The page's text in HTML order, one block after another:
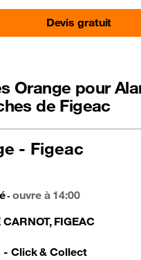
Devis gratuit
Orange pour
de Figeac
- Figeac
-ouvre à 14:00
CARNOT, FIGEAC
- Click & Collect